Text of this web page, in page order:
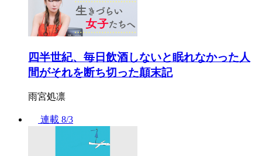
四半世紀、毎日飲酒しないと眠れなかった人
間がそれを断ち切った顛末記
雨宮処凛
連載 8/3